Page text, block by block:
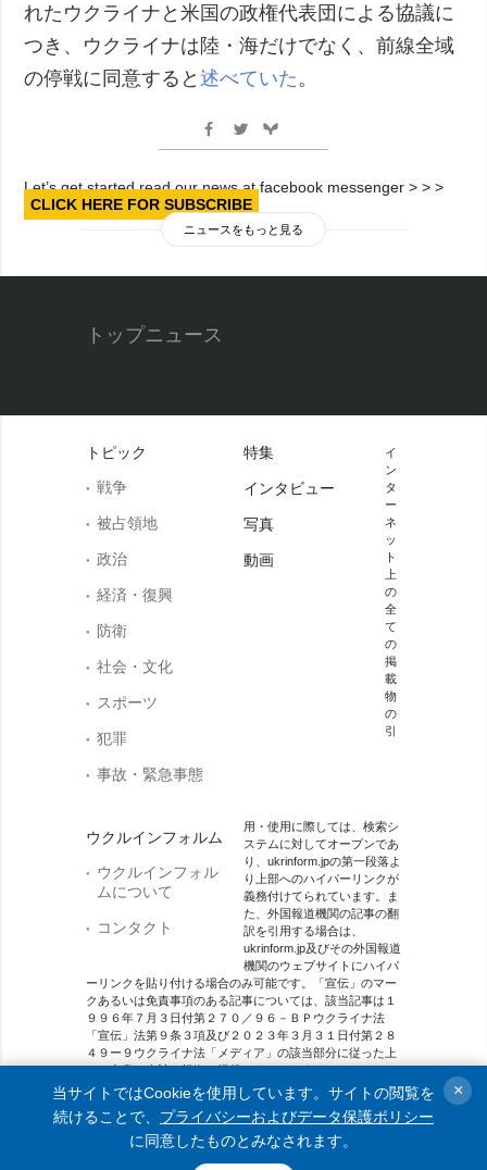
れたウクライナと米国の政権代表団による協議に
つき、ウクライナは陸・海だけでなく、前線全域
の停戦に同意すると述べていた 。
Let’s get started read our news at facebook messenger > > >
CLICK HERE FOR SUBSCRIBE
ニュースをもっと見る
トップニュース
トピック
戦争
被占領地
政治
経済・復興
防衛
社会・文化
スポーツ
犯罪
事故・緊急事態
ウクルインフォルム
ウクルインフォル
ムについて
コンタクト
特集
インタビュー
写真
動画
イ
ン
タ
ー
ネ
ッ
ト
上
の
全
て
の
掲
載
物
の
引
用・使用に際しては、検索シ
ステムに対してオープンであ
り、ukrinform.jpの第一段落よ
り上部へのハイパーリンクが
義務付けてられています。ま
た、外国報道機関の記事の翻
訳を引用する場合は、
ukrinform.jp及びその外国報道
機関のウェブサイトにハイパ
ーリンクを貼り付ける場合のみ可能です。「宣伝」のマー
クあるいは免責事項のある記事については、該当記事は１
９９６年７月３日付第２７０／９６－ＢＰウクライナ法
「宣伝」法第９条３項及び２０２３年３月３１日付第２８
４９ー９ウクライナ法「メディア」の該当部分に従った上
で、合意／会計を根拠に掲載されています。
オンラインメディア主体 メディア識別番号：R40-01421.
© 2015-2026 Ukrinform. All rights reserved.
当サイトではCookieを使用しています。サイトの閲覧を
続けることで、 プライバシーおよびデータ保護ポリシー
に同意したものとみなされます。
×